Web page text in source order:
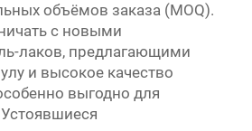
объёмов заказа (MOQ).
с новыми
лаков, предлагающими
и высокое качество
выгодно для